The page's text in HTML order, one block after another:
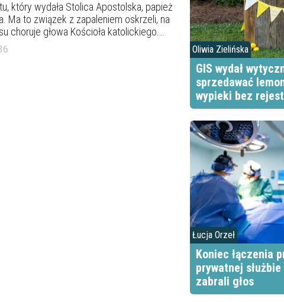
który wydała Stolica Apostolska, papież
Ma to związek z zapaleniem oskrzeli, na
choruje głowa Kościoła katolickiego.
papież Franciszek w piątek rano odbył
premiera Słowacji Roberta Ficę.
Oliwia Zielińska
GIS wydał
sprzedawać
wypieki bez
Łucja Orzeł
Koniec łączenia
prywatnej
zabrali głos